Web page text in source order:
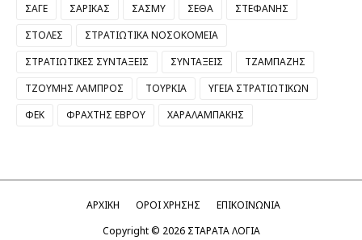
ΣΑΓΕ
ΣΑΡΙΚΑΣ ΣΑΣΜΥ ΣΕΘΑ
ΣΤΕΦΑΝΗΣ
ΣΤΟΛΕΣ
ΣΤΡΑΤΙΩΤΙΚΑ ΝΟΣΟΚΟΜΕΙΑ
ΣΤΡΑΤΙΩΤΙΚΕΣ ΣΥΝΤΑΞΕΙΣ
ΣΥΝΤΑΞΕΙΣ
ΤΖΑΜΠΑΖΗΣ
ΤΖΟΥΜΗΣ ΛΑΜΠΡΟΣ
ΤΟΥΡΚΙΑ
ΥΓΕΙΑ ΣΤΡΑΤΙΩΤΙΚΩΝ
ΦΕΚ
ΦΡΑΧΤΗΣ ΕΒΡΟΥ ΧΑΡΑΛΑΜΠΑΚΗΣ
ΑΡΧΙΚΗ ΟΡΟΙ ΧΡΗΣΗΣ
ΕΠΙΚΟΙΝΩΝΙΑ
Copyright © 2026 ΣΤΑΡΑΤΑ ΛΟΓΙΑ